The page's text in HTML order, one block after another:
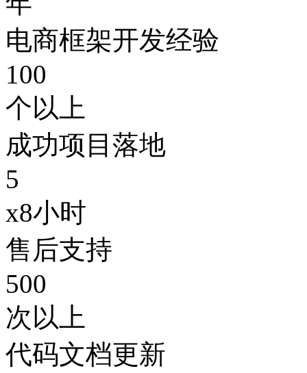
电商框架开发经验
100
个以上
成功项目落地
5
x8小时
售后支持
500
次以上
代码文档更新